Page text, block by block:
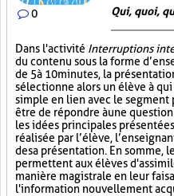
0 Qui, quoi,
Dans l'activité Interruptions
du contenu sous la forme
de 5 à 10 minutes, la
sélectionne alors un élève à
simple en lien avec le
être de répondre à une
les idées principales
réalisée par l’élève,
de sa présentation. En somme,
permettent aux élèves
manière magistrale en leur
l'information nouvellement